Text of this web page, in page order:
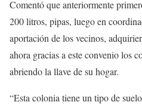
Comentó que anteriormente
200 litros, pipas, luego en
aportación de los vecinos,
ahora gracias a este convenio los
abriendo la llave de su hogar.
“Esta colonia tiene un tipo de